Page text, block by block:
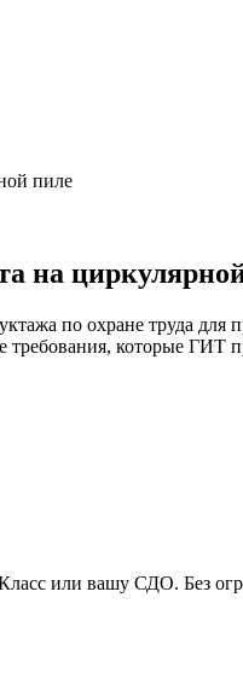
пиле
на
по охране труда
которые ГИТ
или вашу СДО. Без